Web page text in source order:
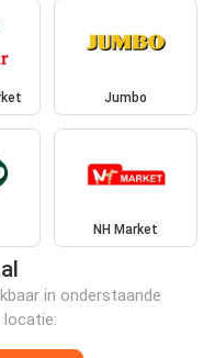
Jumbo
NH Market
in onderstaande
locatie: